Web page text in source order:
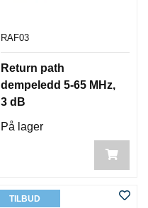
RAF03
Return path
dempeledd 5-65 MHz,
3 dB
På lager
TILBUD